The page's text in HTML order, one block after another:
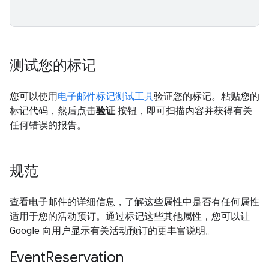
测试您的标记
您可以使用电子邮件标记测试工具验证您的标记。粘贴您的
标记代码，然后点击验证 按钮，即可扫描内容并获得有关
任何错误的报告。
规范
查看电子邮件的详细信息，了解这些属性中是否有任何属性
适用于您的活动预订。通过标记这些其他属性，您可以让
Google 向用户显示有关活动预订的更丰富说明。
EventReservation